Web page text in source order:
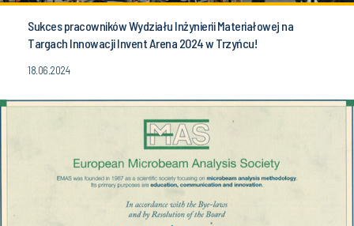
Sukces pracowników Wydziału Inżynierii Materiałowej na
Targach Innowacji Invent Arena 2024 w Trzyńcu!
18.06.2024